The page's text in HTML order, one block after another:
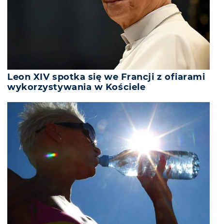
Leon XIV spotka się we Francji z ofiarami
wykorzystywania w Kościele